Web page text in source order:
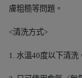
膚粗糙等問題。
<清洗方式>
1. 水溫40度以下清洗